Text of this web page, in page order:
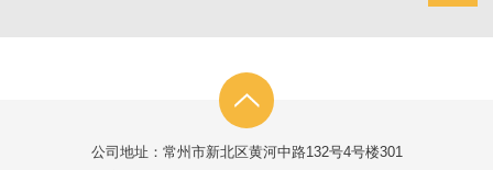
公司地址：常州市新北区黄河中路132号4号楼301